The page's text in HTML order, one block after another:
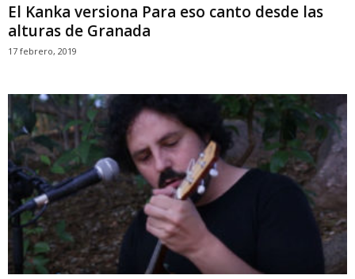
El Kanka versiona Para eso canto desde las
alturas de Granada
17 febrero, 2019